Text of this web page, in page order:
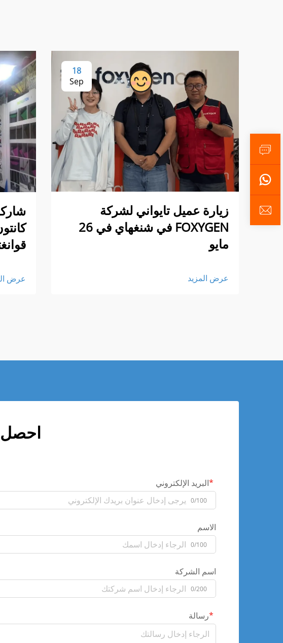
18
Sep
زيارة عميل تايواني لشركة
FOXYGEN في شنغهاي في 26
مايو
عرض المزيد عرض
البريد الإلكتروني
0/100
الاسم
0/100
اسم الشركة
0/200
رسالة